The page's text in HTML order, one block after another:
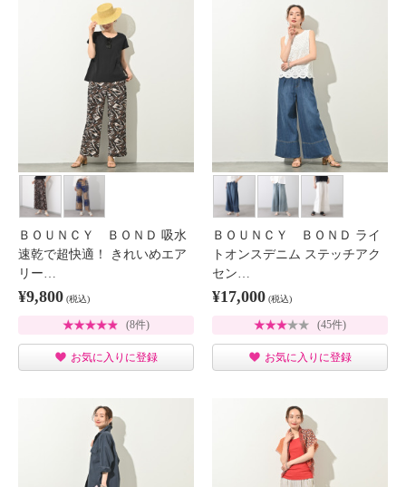
ＢＯＵＮＣＹ ＢＯＮＤ 吸水
速乾で超快適！ きれいめエア
リー…
¥9,800 (税込)
(8件)
お気に入りに登録
ＢＯＵＮＣＹ ＢＯＮＤ ライ
トオンスデニム ステッチアク
セン…
¥17,000 (税込)
(45件)
お気に入りに登録